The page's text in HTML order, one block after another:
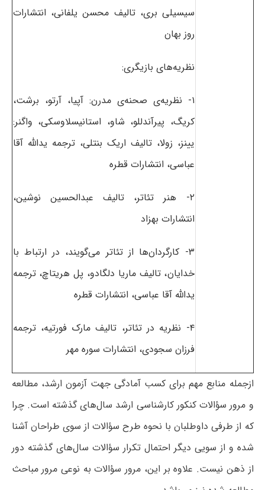
سیسیلی بری، تالیف محسن یلفانی، انتشارات
روز بهان
نظریه‌های بازیگری:
۱- نظریه‌ی صحنه‌ی مدرن: آپیا، آرتو، برشت،
کریگ، پیرآندللو، شاو، استانیسلاوسکی، واگنر:
یینز، زولا، تالیف اریک بنتلی، ترجمه یدالله آقا
عباسی، انتشارات قطره
۲- هنر تئاتر، تالیف عبدالحسین نوشین،
انتشارات بهزاد
۳- کارگردان‌ها از تئاتر می‌گویند، در ارتباط با
خدایان، تالیف ماریا دلگادو، پل هریتاچ، ترجمه
یدالله آقا عباسی، انتشارات قطره
۴- نظریه در تئاتر، تالیف مارک فورتیه، ترجمه
فرزان سجودی، انتشارات سوره مهر
ازجمله منابع مهم برای کسب آمادگی جهت آزمون ارشد، مطالعه
و مرور سؤالات کنکور کارشناسی ارشد سال‌های گذشته است. چرا
که از طرفی داوطلبان با نحوه طرح سؤالات از سوی طراحان آشنا
شده و از سویی دیگر احتمال تکرار سؤالات سال‌های گذشته دور
از ذهن نیست. علاوه بر این، مرور سؤالات به نوعی مرور مباحث